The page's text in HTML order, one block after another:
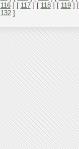
116] [ 117] [ 118] [ 119]
132]